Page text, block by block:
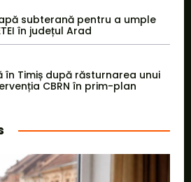
subterană pentru a umple
în județul Arad
în Timiș după răsturnarea unui
CBRN în prim-plan